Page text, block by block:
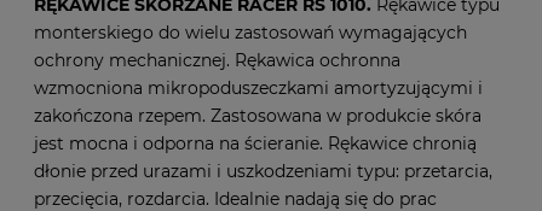
RĘKAWICE SKÓRZANE RACER RS 1010. Rękawice typu
monterskiego do wielu zastosowań wymagających
ochrony mechanicznej. Rękawica ochronna
wzmocniona mikropoduszeczkami amortyzującymi i
zakończona rzepem. Zastosowana w produkcie skóra
jest mocna i odporna na ścieranie. Rękawice chronią
dłonie przed urazami i uszkodzeniami typu: przetarcia,
przecięcia, rozdarcia. Idealnie nadają się do prac